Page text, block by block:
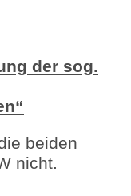
der sog.
beiden
nicht.